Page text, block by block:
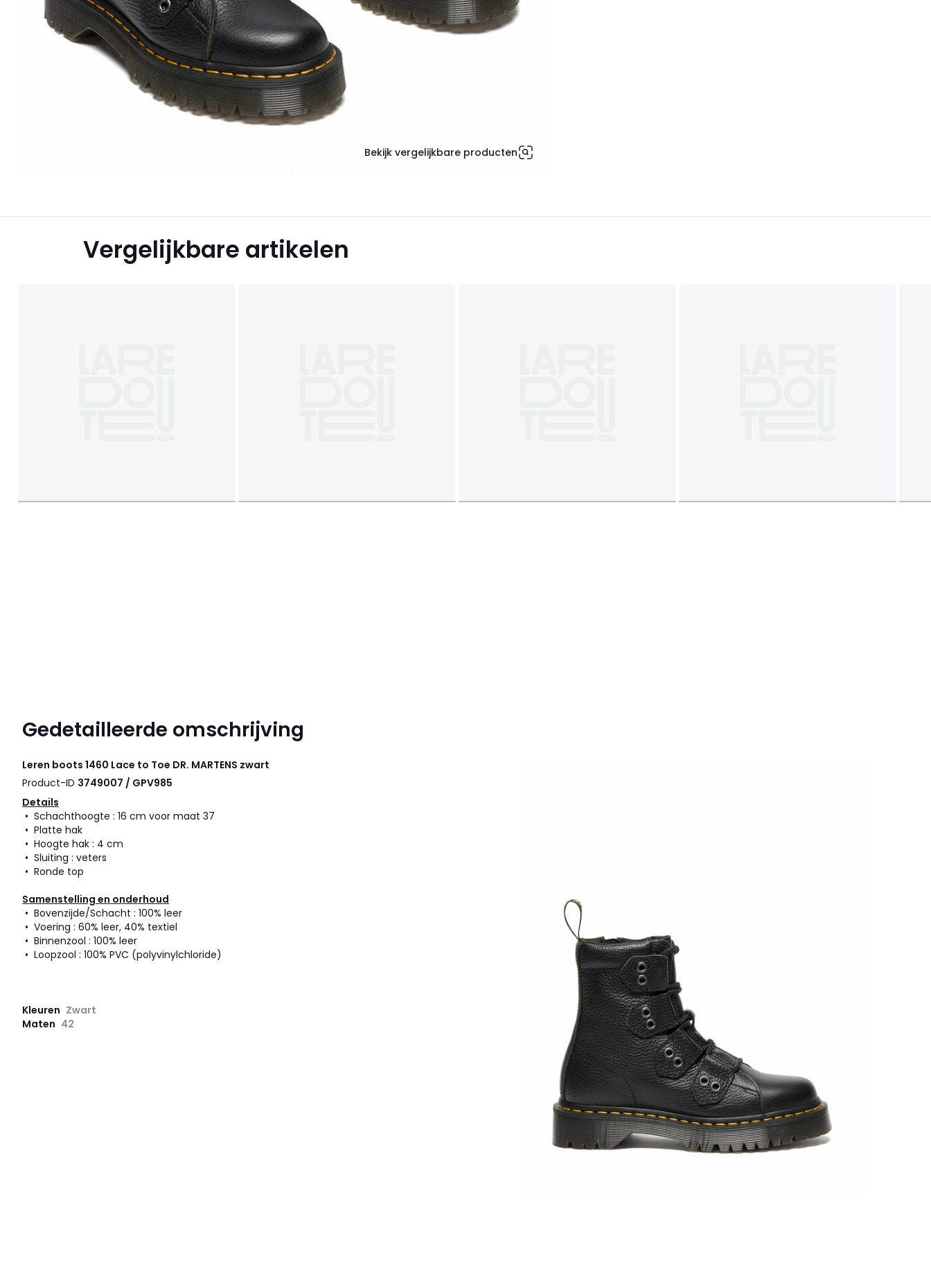
Bekijk vergelijkbare producten
Vergelijkbare artikelen
Gedetailleerde omschrijving
Leren boots 1460 Lace to Toe DR. MARTENS zwart
Product-ID 3749007 / GPV985
Details
• Schachthoogte : 16 cm voor maat 37
• Platte hak
• Hoogte hak : 4 cm
• Sluiting : veters
• Ronde top
Samenstelling en onderhoud
• Bovenzijde/Schacht : 100% leer
• Voering : 60% leer, 40% textiel
• Binnenzool : 100% leer
• Loopzool : 100% PVC (polyvinylchloride)
Kleuren Zwart
Maten 42